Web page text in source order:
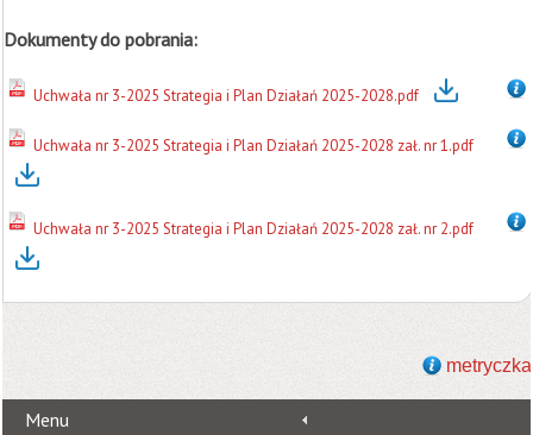
Dokumenty do pobrania:
Uchwała nr 3-2025 Strategia i Plan Działań 2025-2028.pdf
Uchwała nr 3-2025 Strategia i Plan Działań 2025-2028 zał. nr 1.pdf
Uchwała nr 3-2025 Strategia i Plan Działań 2025-2028 zał. nr 2.pdf
metryczka
Menu